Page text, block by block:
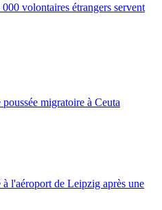
volontaires étrangers servent
migratoire à Ceuta
l'aéroport de Leipzig après une